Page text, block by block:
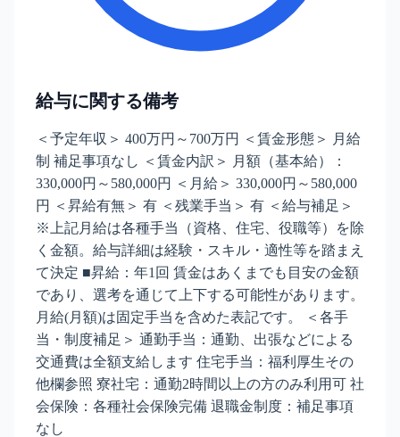
給与に関する備考
＜予定年収＞ 400万円～700万円 ＜賃金形態＞ 月給
制 補足事項なし ＜賃金内訳＞ 月額（基本給）：
330,000円～580,000円 ＜月給＞ 330,000円～580,000
円 ＜昇給有無＞ 有 ＜残業手当＞ 有 ＜給与補足＞
※上記月給は各種手当（資格、住宅、役職等）を除
く金額。給与詳細は経験・スキル・適性等を踏まえ
て決定 ■昇給：年1回 賃金はあくまでも目安の金額
であり、選考を通じて上下する可能性があります。
月給(月額)は固定手当を含めた表記です。 ＜各手
当・制度補足＞ 通勤手当：通勤、出張などによる
交通費は全額支給します 住宅手当：福利厚生その
他欄参照 寮社宅：通勤2時間以上の方のみ利用可 社
会保険：各種社会保険完備 退職金制度：補足事項
なし